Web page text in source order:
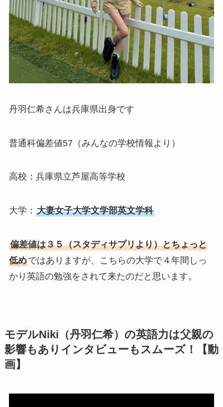
丹羽仁希さんは兵庫県出身です
普通科偏差値57（みんなの学校情報より）
高校：兵庫県立芦屋高等学校
大学： 大妻女子大学文学部英文学科
偏差値は３５（スタディサプリより）とちょっと
低めではありますが、こちらの大学で４年間しっ
かり英語の勉強をされて来たのだと思います。
モデルNiki（丹羽仁希）の英語力は父親の
影響もありインタビューもスムーズ！【動
画】